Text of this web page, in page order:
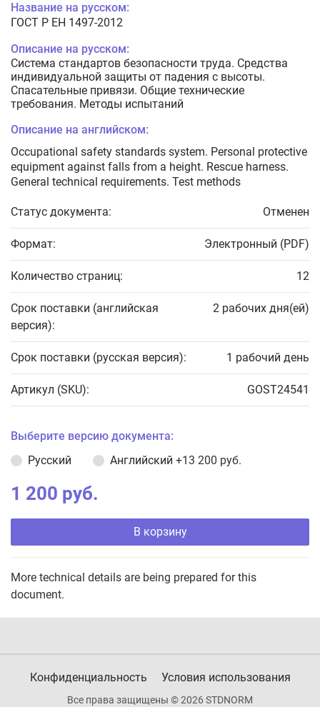
Название на русском:
ГОСТ Р ЕН 1497-2012
Описание на русском:
Система стандартов безопасности труда. Средства
индивидуальной защиты от падения с высоты.
Спасательные привязи. Общие технические
требования. Методы испытаний
Описание на английском:
Occupational safety standards system. Personal protective
equipment against falls from a height. Rescue harness.
General technical requirements. Test methods
Статус документа: Отменен
Формат: Электронный (PDF)
Количество страниц: 12
Срок поставки (английская
версия):
2 рабочих дня(ей)
Срок поставки (русская версия): 1 рабочий день
Артикул (SKU): GOST24541
Выберите версию документа:
Русский
Английский +13 200 руб.
1 200 руб.
В корзину
More technical details are being prepared for this
document.
Конфиденциальность Условия использования
Все права защищены © 2026 STDNORM